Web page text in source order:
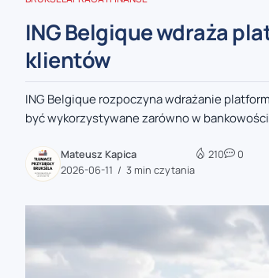
zaobserwuj nas
zaobserwuj nas
zaobserwuj nas
zaobserwuj nas
ING Belgique wdraża
klientów
ING Belgique rozpoczyna wdrażanie
być wykorzystywane zarówno w
Mateusz Kapica
2026-06-11
3 min czytania
210 0